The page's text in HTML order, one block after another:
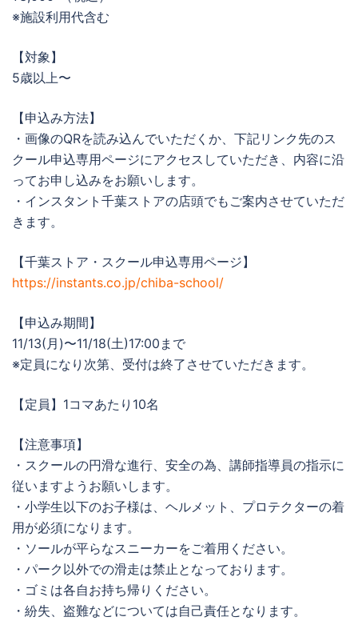
※施設利用代含む
【対象】
5歳以上〜
【申込み方法】
・画像のQRを読み込んでいただくか、下記リンク先のス
クール申込専用ページにアクセスしていただき、内容に沿
ってお申し込みをお願いします。
・インスタント千葉ストアの店頭でもご案内させていただ
きます。
【千葉ストア・スクール申込専用ページ】
https://instants.co.jp/chiba-school/
【申込み期間】
11/13(月)〜11/18(土)17:00まで
※定員になり次第、受付は終了させていただきます。
【定員】1コマあたり10名
【注意事項】
・スクールの円滑な進行、安全の為、講師指導員の指示に
従いますようお願いします。
・小学生以下のお子様は、ヘルメット、プロテクターの着
用が必須になります。
・ソールが平らなスニーカーをご着用ください。
・パーク以外での滑走は禁止となっております。
・ゴミは各自お持ち帰りください。
・紛失、盗難などについては自己責任となります。